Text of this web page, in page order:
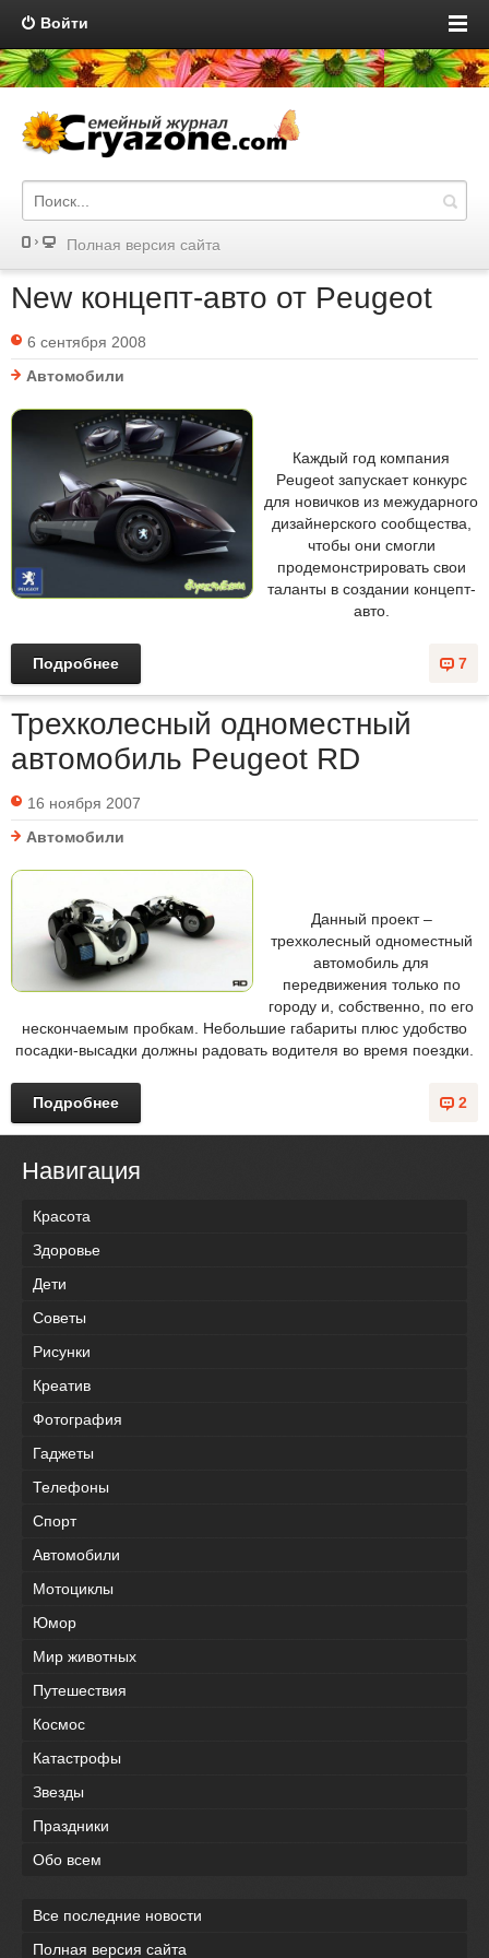
Войти
Полная версия сайта
New концепт-авто от Peugeot
6 сентября 2008
Автомобили
Каждый год компания
Peugeot запускает конкурс
для новичков из межударного
дизайнерского сообщества,
чтобы они смогли
продемонстрировать свои
таланты в создании концепт-
авто.
7
Подробнее
Трехколесный одноместный
автомобиль Peugeot RD
16 ноября 2007
Автомобили
Данный проект –
трехколесный одноместный
автомобиль для
передвижения только по
городу и, собственно, по его
нескончаемым пробкам. Небольшие габариты плюс удобство
посадки-высадки должны радовать водителя во время поездки.
2
Подробнее
Навигация
Красота
Здоровье
Дети
Советы
Рисунки
Креатив
Фотография
Гаджеты
Телефоны
Спорт
Автомобили
Мотоциклы
Юмор
Мир животных
Путешествия
Космос
Катастрофы
Звезды
Праздники
Обо всем
Все последние новости
Полная версия сайта